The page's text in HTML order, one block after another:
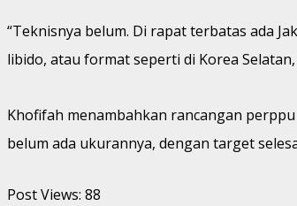
“Teknisnya belum. Di rapat terbatas ada
libido, atau format seperti di Korea
Khofifah menambahkan rancangan
belum ada ukurannya, dengan target
Post Views: 88